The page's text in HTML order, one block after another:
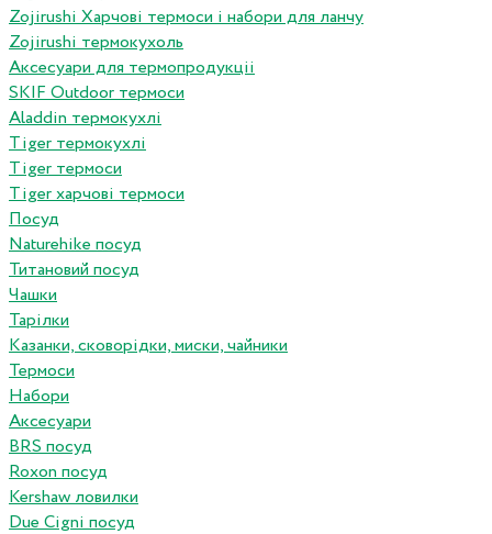
Zojirushi Харчові термоси і набори для ланчу
Zojirushi термокухоль
Аксесуари для термопродукціі
SKIF Outdoor термоси
Aladdin термокухлі
Tiger термокухлі
Tiger термоси
Tiger харчові термоси
Посуд
Naturehike посуд
Титановий посуд
Чашки
Тарілки
Казанки, сковорідки, миски, чайники
Термоси
Набори
Аксесуари
BRS посуд
Roxon посуд
Kershaw ловилки
Due Cigni посуд